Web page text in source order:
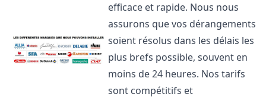
efficace et rapide. Nous nous
assurons que vos dérangements
soient résolus dans les délais les
plus brefs possible, souvent en
moins de 24 heures. Nos tarifs
sont compétitifs et